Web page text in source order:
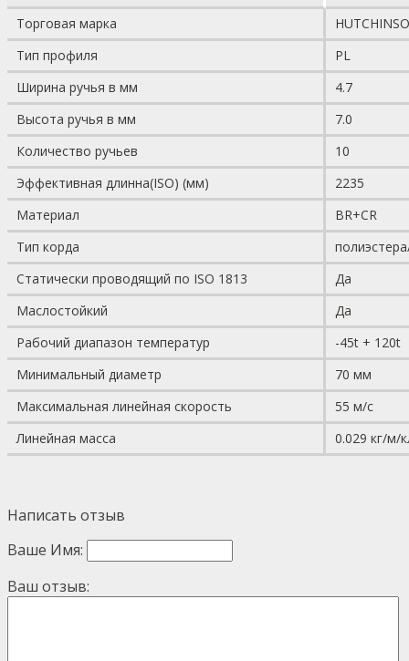
Торговая марка
Тип профиля
PL
Ширина ручья в мм
4.7
Высота ручья в мм
7.0
Количество ручьев
10
Эффективная длинна(ISO) (мм)
2235
Материал
BR+CR
Тип корда
Статически проводящий по ISO 1813
Да
Маслостойкий
Да
Рабочий диапазон температур
-45t + 120t
Минимальный диаметр
70 мм
Максимальная линейная скорость
55 м/с
Линейная масса
0.029 кг/м/
Написать отзыв
Ваше Имя:
Ваш отзыв: